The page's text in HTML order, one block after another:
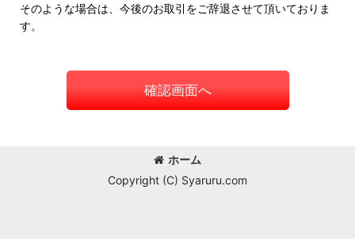
そのような場合は、今後のお取引をご辞退させて頂いておりま
す。
確認画面へ
ホーム
Copyright (C) Syaruru.com